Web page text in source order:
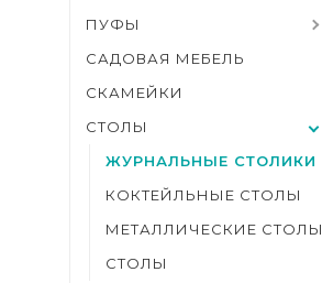
ПУФЫ
САДОВАЯ МЕБЕЛЬ
СКАМЕЙКИ
СТОЛЫ
ЖУРНАЛЬНЫЕ СТОЛИКИ
КОКТЕЙЛЬНЫЕ СТОЛЫ
МЕТАЛЛИЧЕСКИЕ СТОЛЫ
СТОЛЫ